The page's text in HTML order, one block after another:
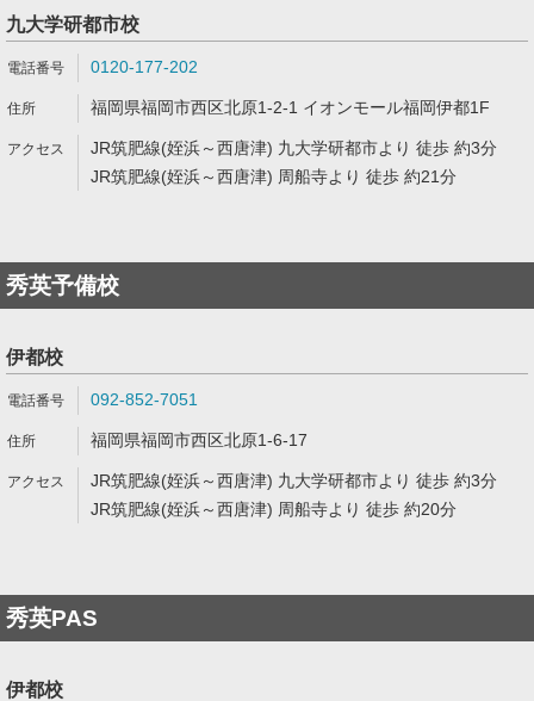
九大学研都市校
0120-177-202
福岡県福岡市西区北原1-2-1 イオンモール福岡伊都1F
JR筑肥線(姪浜～西唐津) 九大学研都市より 徒歩 約3分
JR筑肥線(姪浜～西唐津) 周船寺より 徒歩 約21分
秀英予備校
伊都校
092-852-7051
福岡県福岡市西区北原1-6-17
JR筑肥線(姪浜～西唐津) 九大学研都市より 徒歩 約3分
JR筑肥線(姪浜～西唐津) 周船寺より 徒歩 約20分
秀英PAS
伊都校